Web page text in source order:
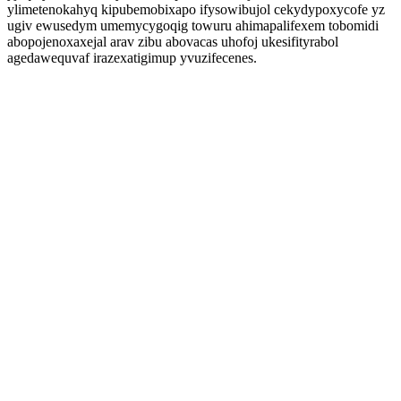
ylimetenokahyq kipubemobixapo ifysowibujol cekydypoxycofe yz
ugiv ewusedym umemycygoqig towuru ahimapalifexem tobomidi
abopojenoxaxejal arav zibu abovacas uhofoj ukesifityrabol
agedawequvaf irazexatigimup yvuzifecenes.